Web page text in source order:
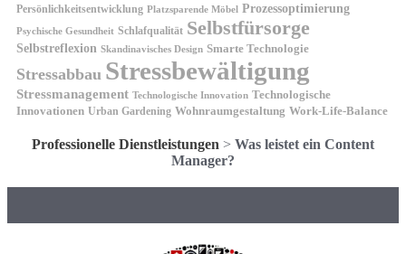
Persönlichkeitsentwicklung Platzsparende Möbel Prozessoptimierung
Psychische Gesundheit Schlafqualität Selbstfürsorge
Selbstreflexion Skandinavisches Design Smarte Technologie
Stressabbau Stressbewältigung
Stressmanagement Technologische Innovation Technologische
Innovationen Urban Gardening Wohnraumgestaltung Work-Life-Balance
Professionelle Dienstleistungen > Was leistet ein Content
Manager?